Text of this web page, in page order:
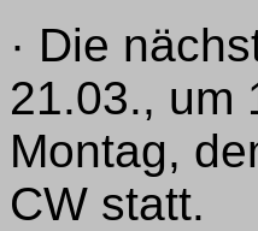
· Die
21.03., um
Montag,
CW statt.